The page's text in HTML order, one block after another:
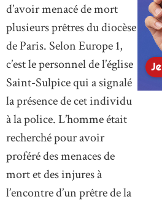
d’avoir menacé de mort
plusieurs prêtres du diocèse
de Paris. Selon Europe 1,
c’est le personnel de l’église
Saint-Sulpice qui a signalé
la présence de cet individu
à la police. L’homme était
recherché pour avoir
proféré des menaces de
mort et des injures à
l’encontre d’un prêtre de la